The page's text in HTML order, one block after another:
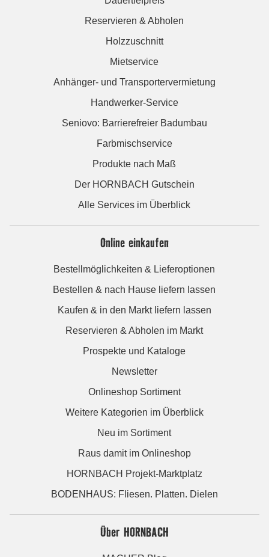
Reservieren & Abholen
Holzzuschnitt
Mietservice
Anhänger- und Transportervermietung
Handwerker-Service
Seniovo: Barrierefreier Badumbau
Farbmischservice
Produkte nach Maß
Der HORNBACH Gutschein
Alle Services im Überblick
Online einkaufen
Bestellmöglichkeiten & Lieferoptionen
Bestellen & nach Hause liefern lassen
Kaufen & in den Markt liefern lassen
Reservieren & Abholen im Markt
Prospekte und Kataloge
Newsletter
Onlineshop Sortiment
Weitere Kategorien im Überblick
Neu im Sortiment
Raus damit im Onlineshop
HORNBACH Projekt-Marktplatz
BODENHAUS: Fliesen. Platten. Dielen
Über HORNBACH